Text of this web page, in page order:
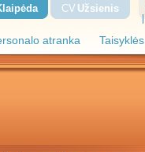
atranka Taisyklės
CV Užsienis